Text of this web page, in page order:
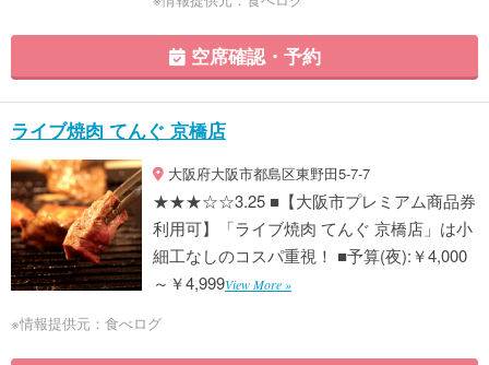
空席確認・予約
ライブ焼肉 てんぐ 京橋店
大阪府大阪市都島区東野田5-7-7
★★★☆☆3.25 ■【大阪市プレミアム商品券
利用可】「ライブ焼肉 てんぐ 京橋店」は小
細工なしのコスパ重視！ ■予算(夜):￥4,000
～￥4,999View More »
※情報提供元：食べログ